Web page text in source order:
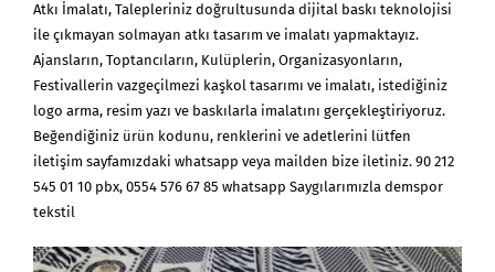
Atkı İmalatı, Talepleriniz doğrultusunda dijital baskı teknolojisi
ile çıkmayan solmayan atkı tasarım ve imalatı yapmaktayız.
Ajansların, Toptancıların, Kulüplerin, Organizasyonların,
Festivallerin vazgeçilmezi kaşkol tasarımı ve imalatı, istediğiniz
logo arma, resim yazı ve baskılarla imalatını gerçekleştiriyoruz.
Beğendiğiniz ürün kodunu, renklerini ve adetlerini lütfen
iletişim sayfamızdaki whatsapp veya mailden bize iletiniz. 90 212
545 01 10 pbx, 0554 576 67 85 whatsapp Saygılarımızla demspor
tekstil